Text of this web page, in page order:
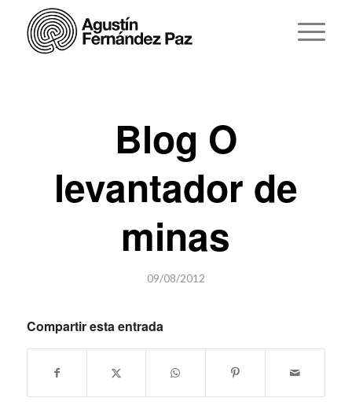
Blog O
levantador de
minas
09/08/2012
Compartir esta entrada